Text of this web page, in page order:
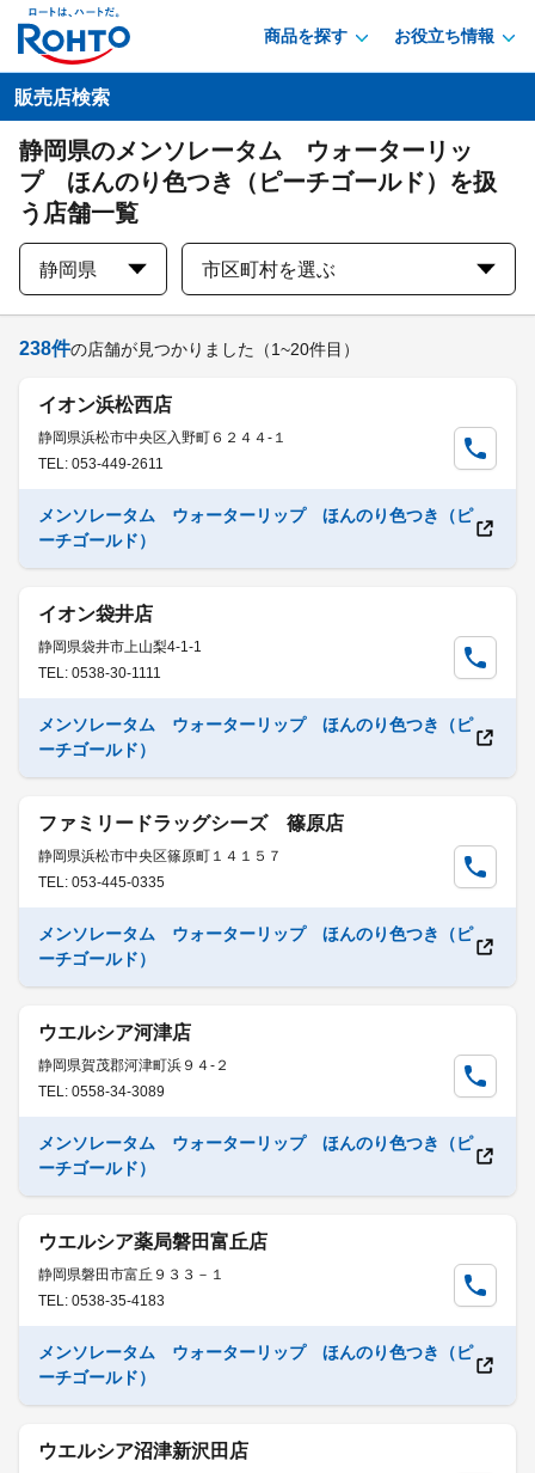
商品を探す お役立ち情報
販売店検索
静岡県のメンソレータム ウォーターリッ
プ ほんのり色つき（ピーチゴールド）を扱
う店舗一覧
静岡県 市区町村を選ぶ
238件の店舗が見つかりました （1~20件目）
イオン浜松西店
静岡県浜松市中央区入野町６２４４-１
TEL: 053-449-2611
メンソレータム ウォーターリップ ほんのり色つき（ピ
ーチゴールド）
イオン袋井店
静岡県袋井市上山梨4-1-1
TEL: 0538-30-1111
メンソレータム ウォーターリップ ほんのり色つき（ピ
ーチゴールド）
ファミリードラッグシーズ 篠原店
静岡県浜松市中央区篠原町１４１５７
TEL: 053-445-0335
メンソレータム ウォーターリップ ほんのり色つき（ピ
ーチゴールド）
ウエルシア河津店
静岡県賀茂郡河津町浜９４-２
TEL: 0558-34-3089
メンソレータム ウォーターリップ ほんのり色つき（ピ
ーチゴールド）
ウエルシア薬局磐田富丘店
静岡県磐田市富丘９３３－１
TEL: 0538-35-4183
メンソレータム ウォーターリップ ほんのり色つき（ピ
ーチゴールド）
ウエルシア沼津新沢田店